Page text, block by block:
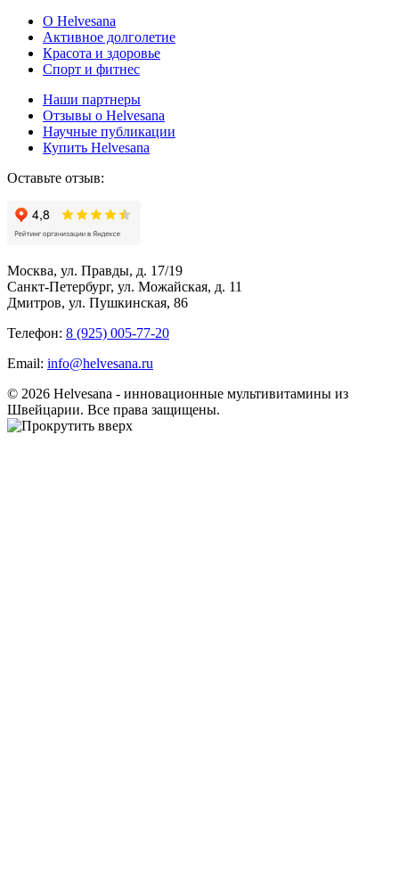
О Helvesana
Активное долголетие
Красота и здоровье
Спорт и фитнес
Наши партнеры
Отзывы о Helvesana
Научные публикации
Купить Helvesana
Оставьте отзыв:
Москва, ул. Правды, д. 17/19
Санкт-Петербург, ул. Можайская, д. 11
Дмитров, ул. Пушкинская, 86
Телефон: 8 (925) 005-77-20
Email: info@helvesana.ru
© 2026 Helvesana - инновационные мультивитамины из
Швейцарии. Все права защищены.